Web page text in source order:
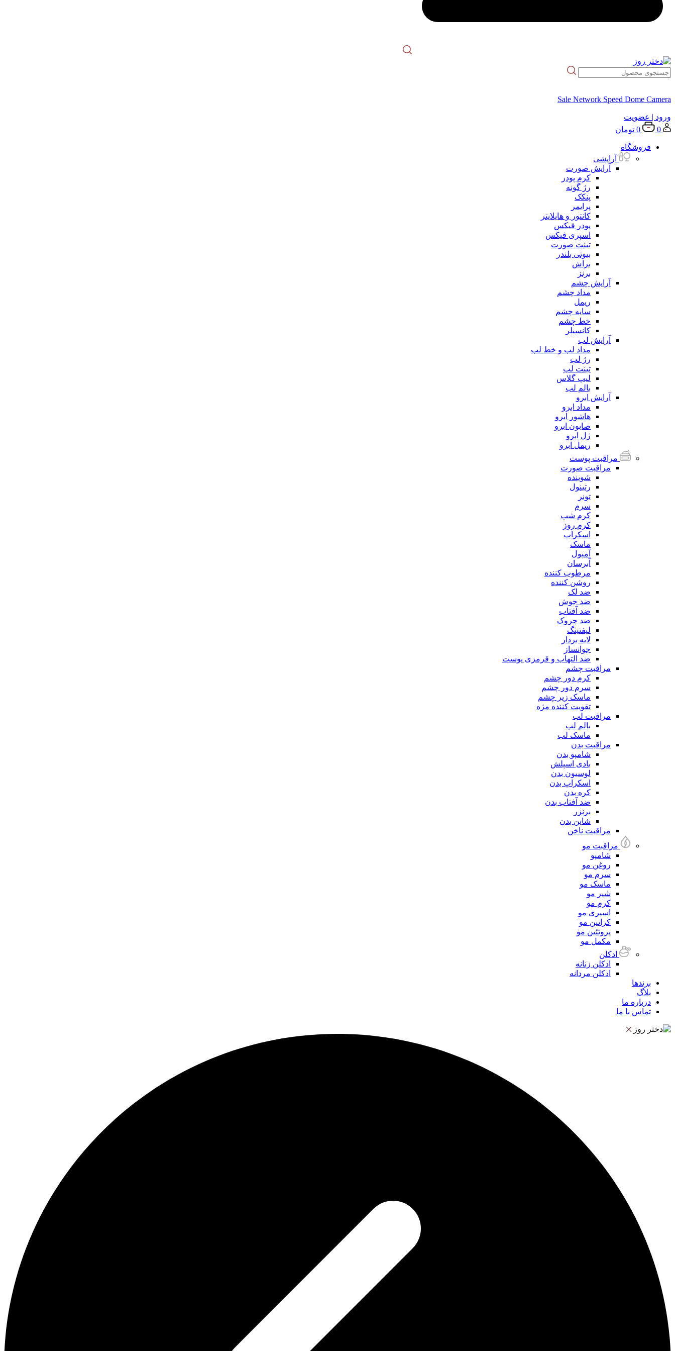
Sale Network Speed Dome Camera
ورود | عضویت
0
0 تومان
فروشگاه
آرایشی
آرایش صورت
کرم پودر
رژ گونه
پنکک
پرایمر
کانتور و هایلایتر
پودر فیکس
اسپری فیکس
تینت صورت
بیوتی بلندر
براش
برنز
آرایش چشم
مداد چشم
ریمل
سایه چشم
خط چشم
کانسیلر
آرایش لب
مداد لب و خط لب
رژ لب
تینت لب
لیپ گلاس
بالم لب
آرایش ابرو
مداد ابرو
هاشور ابرو
صابون ابرو
ژل ابرو
ریمل ابرو
مراقبت پوست
مراقبت صورت
شوینده
رتینول
تونر
سرم
کرم شب
کرم روز
اسکراپ
ماسک
آمپول
آبرسان
مرطوب کننده
روشن کننده
ضد لک
ضد جوش
ضد آفتاب
ضد چروک
لیفتینگ
لایه بردار
جوانساز
ضد التهاب و قرمزی پوست
مراقبت چشم
کرم دور چشم
سرم دور چشم
ماسک زیر چشم
تقویت کننده مژه
مراقبت لب
بالم لب
ماسک لب
مراقبت بدن
شامپو بدن
بادی اسپلش
لوسیون بدن
اسکراپ بدن
کره بدن
ضد آفتاب بدن
برنزر
شاین بدن
مراقبت ناخن
مراقبت مو
شامپو
روغن مو
سرم مو
ماسک مو
شیر مو
کرم مو
اسپری مو
کراتین مو
پروتئین مو
مکمل مو
ادکلن
ادکلن زنانه
ادکلن مردانه
برندها
بلاگ
درباره ما
تماس با ما